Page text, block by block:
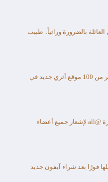
بالضرورة وراثياً.. طبيب
هيئة التراث توثق أكثر من 100 موقع أثري جديد في
“واتساب” يضيف ميزة @all لإشعار جميع أعضاء